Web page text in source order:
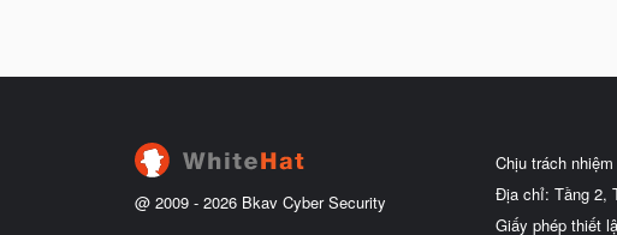
@ 2009 - 2026 Bkav Cyber Security
Chịu trách
Địa chỉ: Tầng 2,
Giấy phép thiết